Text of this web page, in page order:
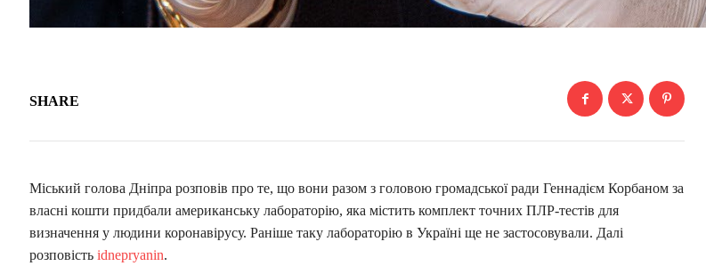
SHARE
Міський голова Дніпра розповів про те, що вони разом з головою громадської ради Геннадієм Корбаном за
власні кошти придбали американську лабораторію, яка містить комплект точних ПЛР-тестів для
визначення у людини коронавірусу. Раніше таку лабораторію в Україні ще не застосовували. Далі
розповість idnepryanin.